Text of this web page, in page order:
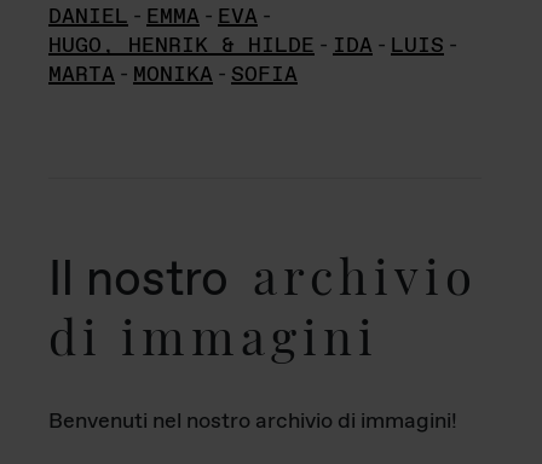
DANIEL - EMMA - EVA -
HUGO, HENRIK & HILDE - IDA - LUIS -
MARTA - MONIKA - SOFIA
Il nostro archivio
di immagini
Benvenuti nel nostro archivio di immagini!